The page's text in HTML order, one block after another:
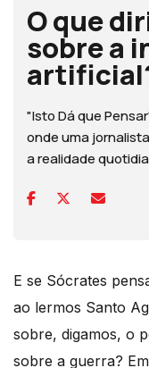
O que
sobre a
"Isto Dá que
onde uma
a realidade
E se Sócrates
ao lermos Santo
sobre, digamos, o
sobre a guerra?